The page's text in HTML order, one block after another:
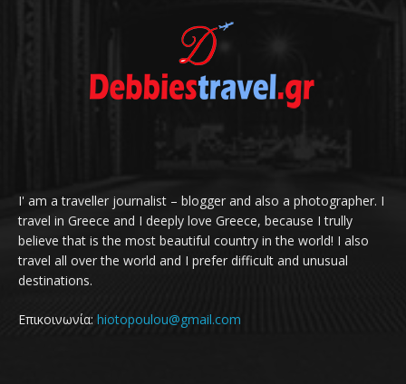
I' am a traveller journalist – blogger and also a photographer. I
travel in Greece and I deeply love Greece, because I trully
believe that is the most beautiful country in the world! I also
travel all over the world and I prefer difficult and unusual
destinations.
Επικοινωνία: hiotopoulou@gmail.com